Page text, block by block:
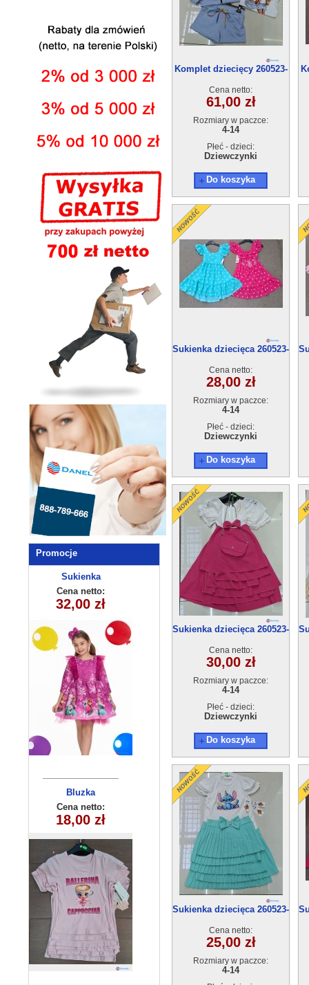
Promocje
Bluza
dziecięca
290525-DB355
(3-8) 10szt
Cena netto:
20,00 zł
Komplet
dziecięcy
HH-641(8-16)
10szt
Cena netto:
29,00 zł
Komplet dziecięcy 260523-
Cena netto:
61,00 zł
Rozmiary w paczce:
4-14
Płeć - dzieci:
Dziewczynki
Do koszyka
Sukienka dziecięca 260523-
Cena netto:
28,00 zł
Rozmiary w paczce:
4-14
Płeć - dzieci:
Dziewczynki
Do koszyka
Sukienka dziecięca 260523-
Cena netto:
30,00 zł
Rozmiary w paczce:
4-14
Płeć - dzieci:
Dziewczynki
Do koszyka
Sukienka dziecięca 260523-
Cena netto:
25,00 zł
Rozmiary w paczce:
4-14